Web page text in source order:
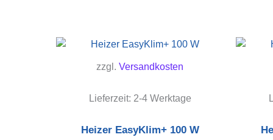
zzgl. Versandkosten
Lieferzeit: 2-4 Werktage
Heizer EasyKlim+ 100 W